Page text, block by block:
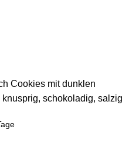
Cookies mit dunklen
schokoladig, salzig